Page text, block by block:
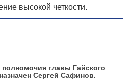
высокой четкости.
главы Гайского
Сергей Сафинов.